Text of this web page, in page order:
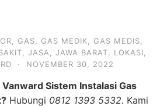
GAS GAS MEDIK GAS MEDIS
JASA JAWA BARAT LOKASI
· NOVEMBER 30, 2022
Vanward Sistem Instalasi Gas
Hubungi 0812 1393 5332. Kami